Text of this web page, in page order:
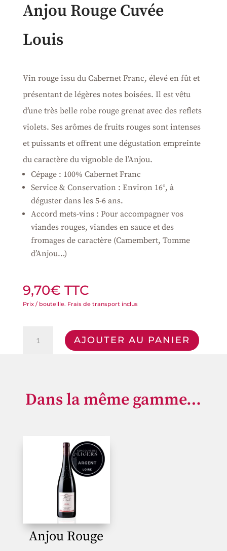
Anjou Rouge Cuvée
Louis
Vin rouge issu du Cabernet Franc, élevé en fût et
présentant de légères notes boisées. Il est vêtu
d’une très belle robe rouge grenat avec des reflets
violets. Ses arômes de fruits rouges sont intenses
et puissants et offrent une dégustation empreinte
du caractère du vignoble de l’Anjou.
Cépage : 100% Cabernet Franc
Service & Conservation : Environ 16°, à
déguster dans les 5-6 ans.
Accord mets-vins : Pour accompagner vos
viandes rouges, viandes en sauce et des
fromages de caractère (Camembert, Tomme
d’Anjou…)
9,70€ TTC
Louis
AJOUTER AU PANIER
Dans la même gamme…
Anjou Rouge